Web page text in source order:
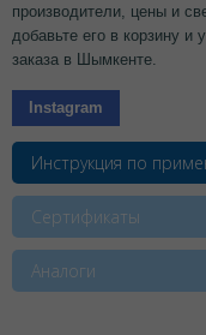
производители, цены и
добавьте его в корзину и
заказа в Шымкенте.
Instagram
Инструкция по
Сертификаты
Аналоги